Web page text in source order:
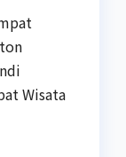
Wisata